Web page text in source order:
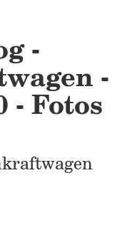
-
-
- Fotos